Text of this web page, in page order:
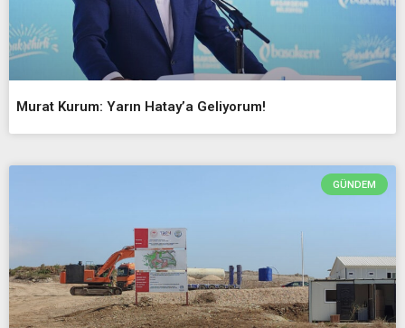
Murat Kurum: Yarın Hatay’a Geliyorum!
GÜNDEM